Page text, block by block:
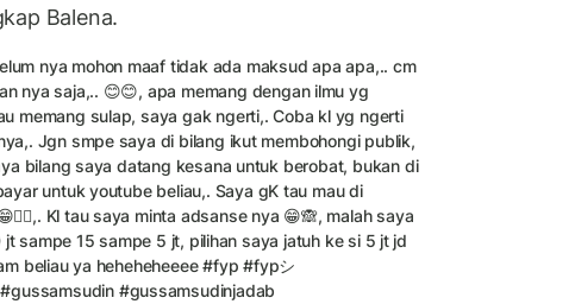
Balena.
nya mohon maaf tidak ada maksud apa apa,.. cm
nya saja,.. 😊😊, apa memang dengan ilmu yg
memang sulap, saya gak ngerti,. Coba kl yg ngerti
Jgn smpe saya di bilang ikut membohongi publik,
bilang saya datang kesana untuk berobat, bukan di
untuk youtube beliau,. Saya gK tau mau di
Kl tau saya minta adsanse nya 😁🙈, malah saya
sampe 15 sampe 5 jt, pilihan saya jatuh ke si 5 jt jd
beliau ya heheheheeee#fyp #fypシ
#gussamsudin #gussamsudinjadab